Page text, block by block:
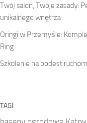
Twój salon, Twoje zasady:
unikalnego wnętrza
Oringi w Przemyśle:
Ring
Szkolenie na podest
TAGI